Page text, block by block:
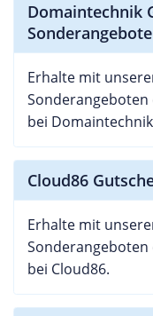
Domaintechnik
Sonderangebote
Erhalte mit
Sonderangeboten
bei
Cloud86
Erhalte mit
Sonderangeboten
bei Cloud86.